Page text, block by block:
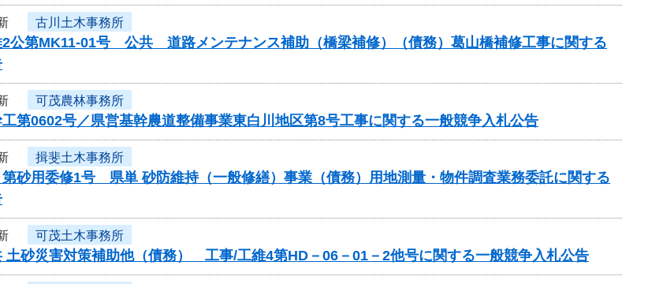
古川土木事務所
2公第MK11-01号 公共 道路メンテナンス補助（橋梁補修）（債務）葛山橋補修工事に関する
可茂農林事務所
工第0602号／県営基幹農道整備事業東白川地区第8号工事に関する一般競争入札公告
揖斐土木事務所
第砂用委修1号 県単 砂防維持（一般修繕）事業（債務）用地測量・物件調査業務委託に関する
可茂土木事務所
土砂災害対策補助他（債務） 工事/工維4第HD－06－01－2他号に関する一般競争入札公告